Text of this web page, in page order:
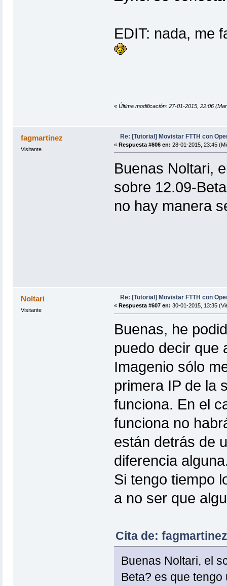
EDIT: nada, me
« Última modificación: 27-01-2015, 22:06
fagmartinez
Visitante
Re: [Tutorial] Movistar FTTH con
« Respuesta #606 en: 28-01-2015, 23:45
Buenas Noltari,
sobre 12.09-
no hay manera
Noltari
Visitante
Re: [Tutorial] Movistar FTTH con
« Respuesta #607 en: 30-01-2015, 13:35
Buenas, he
puedo decir que
Imagenio sólo
primera IP de la
funciona. En el
funciona no
están detrás de
diferencia
Si tengo tiempo
a no ser que
Cita de:
Buenas Noltari, el
Beta? es que